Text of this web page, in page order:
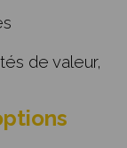
de valeur,